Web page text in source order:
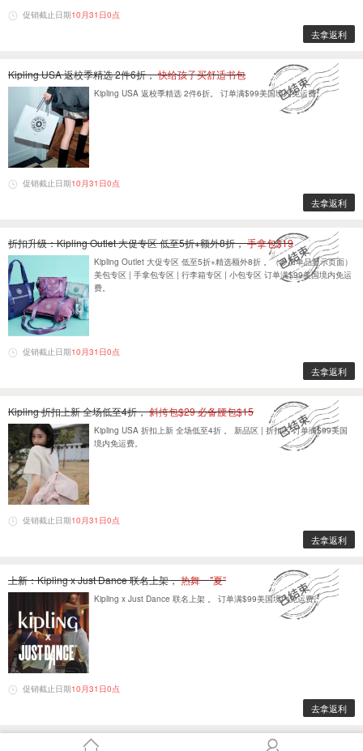
促销截止日期10月31日0点
去拿返利
Kipling USA 返校季精选 2件6折，快给孩子买舒适书包
Kipling USA 返校季精选 2件6折。 订单满$99美国境内免运费。
促销截止日期10月31日0点
去拿返利
折扣升级：Kipling Outlet 大促专区 低至5折+额外8折，手拿包$19
Kipling Outlet 大促专区 低至5折+精选额外8折 。（参加单品显示页面）
美包专区 | 手拿包专区 | 行李箱专区 | 小包专区 订单满$99美国境内免运
费。
促销截止日期10月31日0点
去拿返利
Kipling 折扣上新 全场低至4折，斜挎包$29 必备腰包$15
Kipling USA 折扣上新 全场低至4折 。 新品区 | 折扣区 订单满$99美国
境内免运费。
促销截止日期10月31日0点
去拿返利
上新：Kipling x Just Dance 联名上架，热舞一"夏”
Kipling x Just Dance 联名上架 。 订单满$99美国境内免运费。
促销截止日期10月31日0点
去拿返利